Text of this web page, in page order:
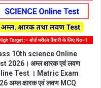
10th science Online
2026। अम्ल क्षारक एवं लवण
Test । Matric Exam
अम्ल क्षारक एवं लवण MCQ